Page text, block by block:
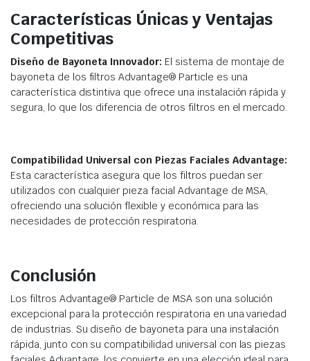
Características Únicas y Ventajas
Competitivas
Diseño de Bayoneta Innovador: El sistema de montaje de
bayoneta de los filtros Advantage® Particle es una
característica distintiva que ofrece una instalación rápida y
segura, lo que los diferencia de otros filtros en el mercado.
Compatibilidad Universal con Piezas Faciales Advantage:
Esta característica asegura que los filtros puedan ser
utilizados con cualquier pieza facial Advantage de MSA,
ofreciendo una solución flexible y económica para las
necesidades de protección respiratoria.
Conclusión
Los filtros Advantage® Particle de MSA son una solución
excepcional para la protección respiratoria en una variedad
de industrias. Su diseño de bayoneta para una instalación
rápida, junto con su compatibilidad universal con las piezas